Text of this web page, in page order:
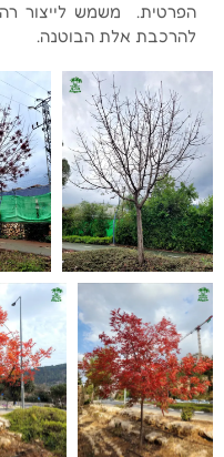
הפרטית. משמש לייצור
להרכבת אלת הבוטנה.